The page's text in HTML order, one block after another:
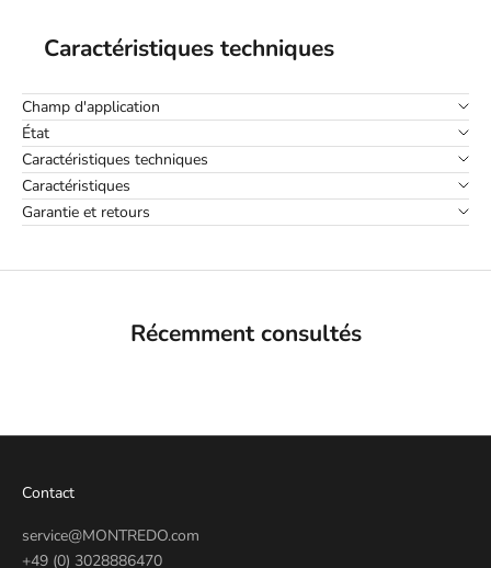
Caractéristiques techniques
Champ d'application
État
Caractéristiques techniques
Caractéristiques
Garantie et retours
Récemment consultés
Contact
service@MONTREDO.com
+49 (0) 3028886470